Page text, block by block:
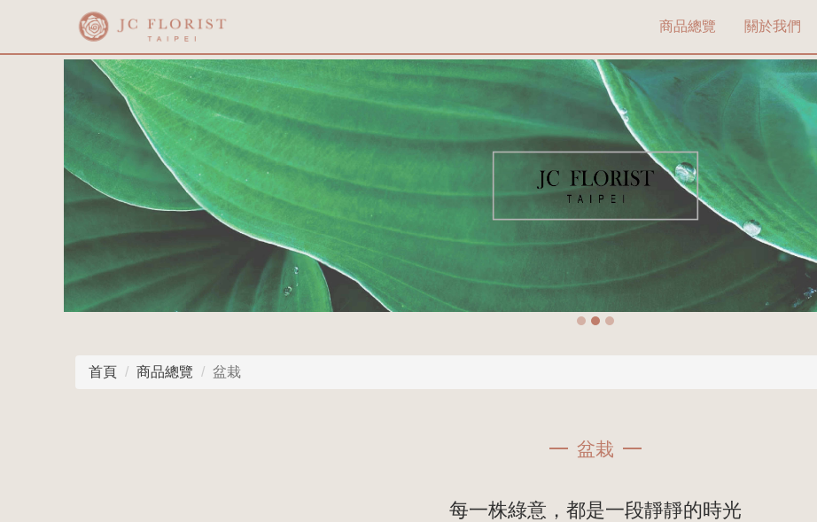
商品總覽 關於我們
首頁 商品總覽 盆栽
盆栽
每一株綠意，都是一段靜靜的時光